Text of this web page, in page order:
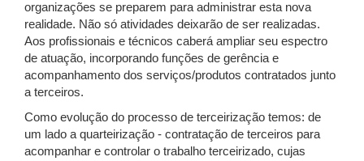
organizações se preparem para administrar esta nova
realidade. Não só atividades deixarão de ser realizadas.
Aos profissionais e técnicos caberá ampliar seu espectro
de atuação, incorporando funções de gerência e
acompanhamento dos serviços/produtos contratados junto
a terceiros.
Como evolução do processo de terceirização temos: de
um lado a quarteirização - contratação de terceiros para
acompanhar e controlar o trabalho terceirizado, cujas